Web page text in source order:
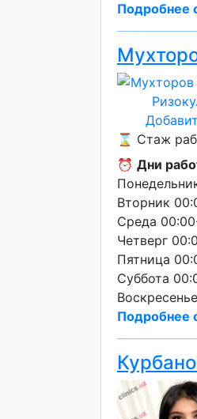
Подробнее
⌛ Стаж
⏰ Дни
Вторник
Среда
Четверг
Пятница
Суббота
Подробнее